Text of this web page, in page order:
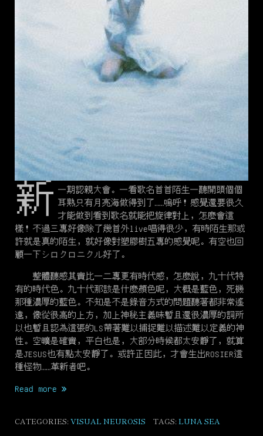
新 一期認親大會。一看歌名首首陌生一聽開頭個個
耳熟只有月亮海做得到了……嗚呼！感覺還要很久
才能做到看到歌名就能把旋律對上，怎麼會這
樣！不過三專好像除了幾首外live唱得很少，有時陌生那或
許就是真的陌生，就好像對塑膠樹五專的感覺呢。有空也回
顧一下 シロクロニクル好了。
整體聽感其實比一二專更有時代感，怎麼說，九十代特
有的時代色。九十代那該是什麼顏色呢，大概是藍色，死機
那種濃厚的藍色。不知是不是錄音方式的問題聽著都非常遙
遠，像從很高的上方，加上神秘主義味暫且還很濃厚的詞所
以也暫且認為這張的LS帶著難以捕捉難以描述難以定義的神
性。空曠是確實，平白也是，大部分時候都太安靜了，就算
是JESUS也有點太安靜了。或許正因此，才會生出ROSIER這
種怪物……革新者吧。
Read more “平
變
CATEGORIES:VISUAL NEUROSIS TAGS:LUNA SEA